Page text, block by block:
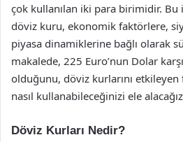
çok kullanılan iki para birimidir. Bu
döviz kuru, ekonomik faktörlere,
piyasa dinamiklerine bağlı olarak
makalede, 225 Euro’nun Dolar
olduğunu, döviz kurlarını
nasıl kullanabileceğinizi ele
Döviz Kurları Nedir?